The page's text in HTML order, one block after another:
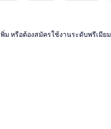
ม หรือต้องสมัครใช้งานระดับพรีเมียม